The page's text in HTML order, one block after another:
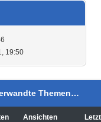
19:50
Themen…
Ansichten